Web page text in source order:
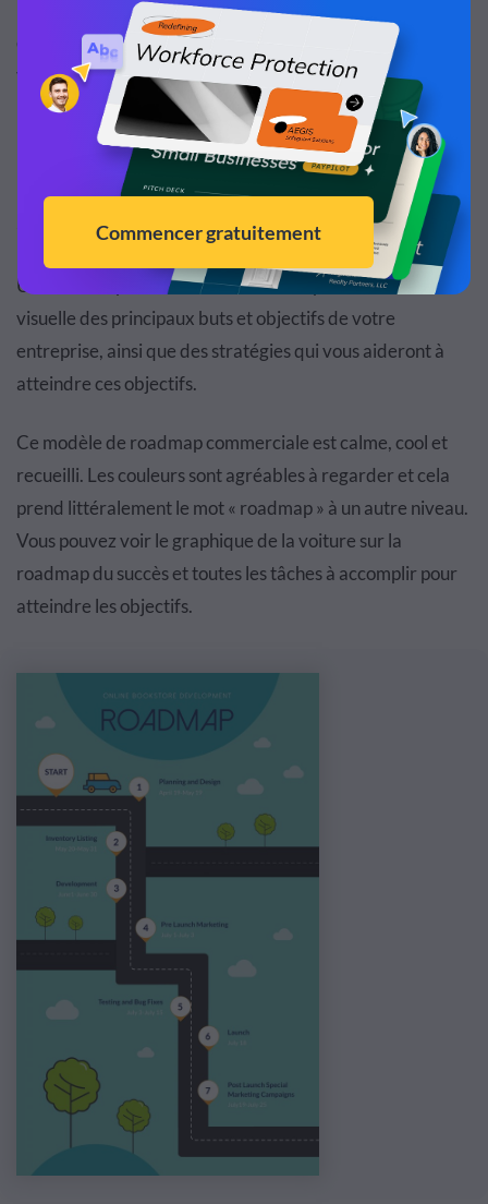
Une fois que vous avez terminé de modifier votre modèle
de roadmap stratégique, votre équipe peut alors
visualiser tous les livrables sur la roadmap et rester
informée des tâches importantes.
5. Modèle de roadmap projet commerciale
Une roadmap commerciale est une représentation
visuelle des principaux buts et objectifs de votre
entreprise, ainsi que des stratégies qui vous aideront à
atteindre ces objectifs.
Ce modèle de roadmap commerciale est calme, cool et
recueilli. Les couleurs sont agréables à regarder et cela
prend littéralement le mot « roadmap » à un autre niveau.
Vous pouvez voir le graphique de la voiture sur la
roadmap du succès et toutes les tâches à accomplir pour
atteindre les objectifs.